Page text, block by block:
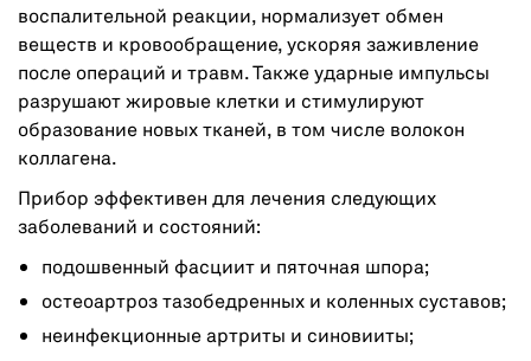
воспалительной реакции, нормализует обмен
веществ и кровообращение, ускоряя заживление
после операций и травм. Также ударные импульсы
разрушают жировые клетки и стимулируют
образование новых тканей, в том числе волокон
коллагена.
Прибор эффективен для лечения следующих
заболеваний и состояний:
подошвенный фасциит и пяточная шпора;
остеоартроз тазобедренных и коленных суставов;
неинфекционные артриты и синовииты;